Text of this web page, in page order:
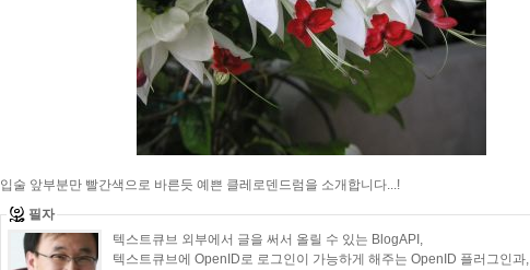
입술 앞부분만 빨간색으로 바른듯 예쁜 클레로덴드럼을 소개합니다...!
필자
텍스트큐브 외부에서 글을 써서 올릴 수 있는 BlogAPI,
텍스트큐브에 OpenID로 로그인이 가능하게 해주는 OpenID 플러그인과,